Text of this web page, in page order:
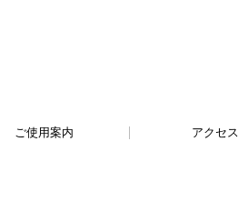
ご使用案内 アクセス